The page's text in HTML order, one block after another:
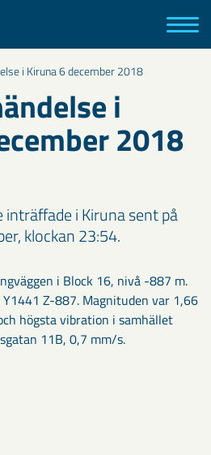
i Kiruna 6 december 2018
i
2018
inträffade i Kiruna sent på
klockan 23:54.
i Block 16, nivå -887 m.
Z-887. Magnituden var 1,66
högsta vibration i samhället
11B, 0,7 mm/s.